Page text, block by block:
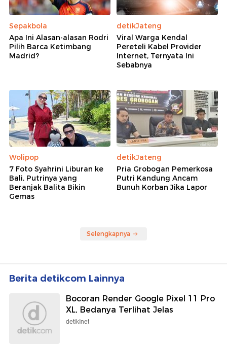
Sepakbola
Apa Ini Alasan-alasan Rodri
Pilih Barca Ketimbang
Madrid?
detikJateng
Viral Warga Kendal
Pereteli Kabel Provider
Internet, Ternyata Ini
Sebabnya
Wolipop
7 Foto Syahrini Liburan ke
Bali, Putrinya yang
Beranjak Balita Bikin
Gemas
detikJateng
Pria Grobogan Pemerkosa
Putri Kandung Ancam
Bunuh Korban Jika Lapor
Selengkapnya
Berita detikcom Lainnya
Bocoran Render Google Pixel 11 Pro
XL, Bedanya Terlihat Jelas
detikInet